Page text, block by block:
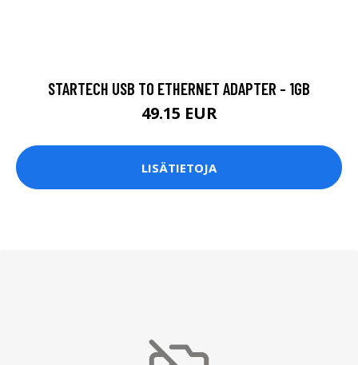
STARTECH USB TO ETHERNET ADAPTER - 1GB
49.15 EUR
LISÄTIETOJA